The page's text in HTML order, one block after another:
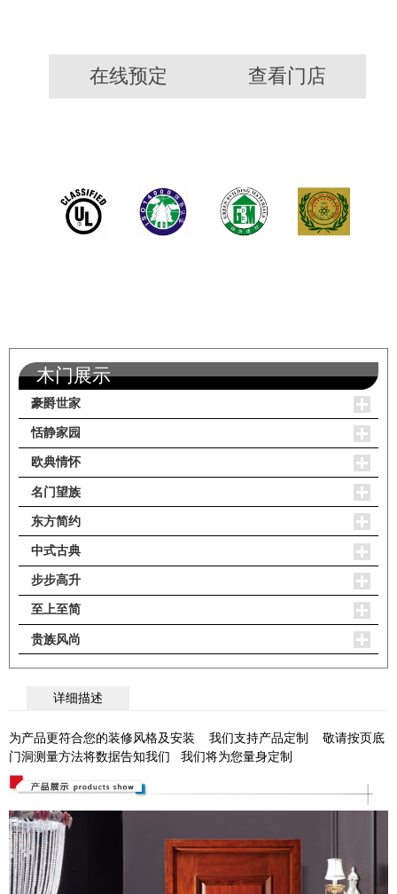
在线预定 查看门店
木门展示
豪爵世家
恬静家园
欧典情怀
名门望族
东方简约
中式古典
步步高升
至上至简
贵族风尚
详细描述
为产品更符合您的装修风格及安装 我们支持产品定制 敬请按页底
门洞测量方法将数据告知我们 我们将为您量身定制